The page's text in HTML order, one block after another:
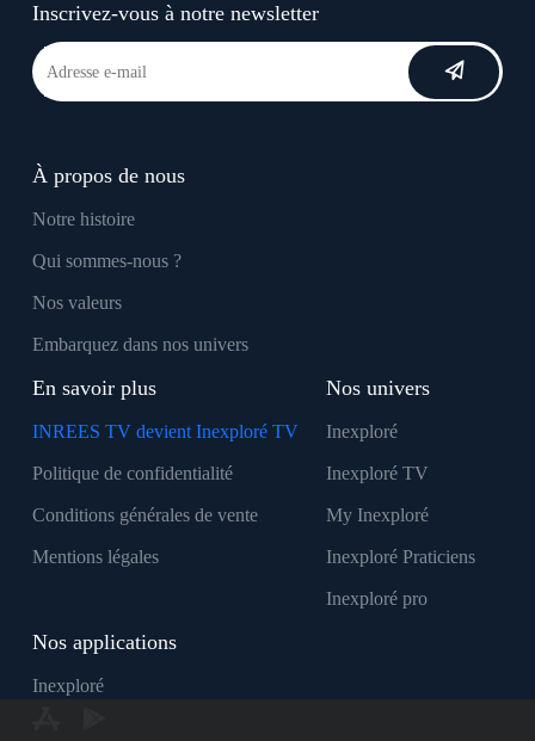
Inscrivez-vous à notre newsletter
À propos de nous
Notre histoire
Qui sommes-nous ?
Nos valeurs
Embarquez dans nos univers
En savoir plus
INREES TV devient Inexploré TV
Politique de confidentialité
Conditions générales de vente
Mentions légales
Nos univers
Inexploré
Inexploré TV
My Inexploré
Inexploré Praticiens
Inexploré pro
Nos applications
Inexploré